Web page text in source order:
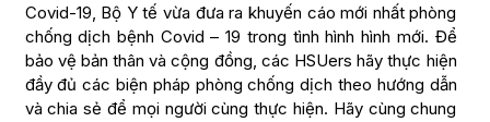
Covid-19, Bộ Y tế vừa đưa ra khuyến cáo mới nhất phòng
chống dịch bệnh Covid – 19 trong tình hình hình mới. Để
bảo vệ bản thân và cộng đồng, các HSUers hãy thực hiện
đầy đủ các biện pháp phòng chống dịch theo hướng dẫn
và chia sẻ để mọi người cùng thực hiện. Hãy cùng chung